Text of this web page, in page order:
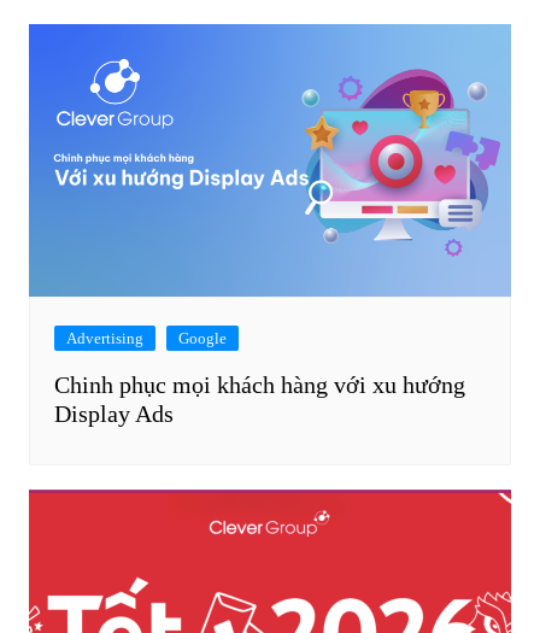
Advertising Google
Chinh phục mọi khách hàng với xu hướng
Display Ads